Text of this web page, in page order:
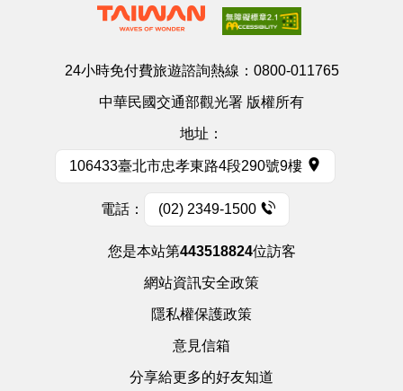
24小時免付費旅遊諮詢熱線： 0800-011765
中華民國交通部觀光署 版權所有
地址：
106433臺北市忠孝東路4段290號9樓
電話： (02) 2349-1500
您是本站第443518824位訪客
網站資訊安全政策
隱私權保護政策
意見信箱
分享給更多的好友知道